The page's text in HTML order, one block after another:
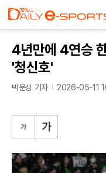
4년만에 4연승
'청신호'
박운성 기자 2026-05-11